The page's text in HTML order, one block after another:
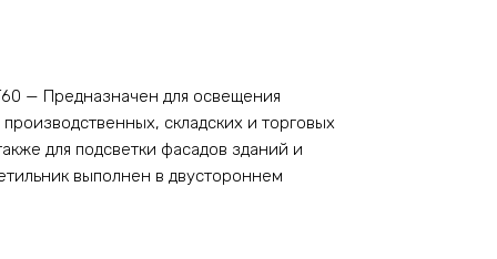
— Предназначен для освещения
складских и торговых
для подсветки фасадов зданий и
выполнен в двустороннем